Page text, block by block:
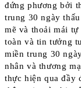
đứng phương bởi
trung 30 ngày
mẽ và thoải mái
toàn và tin tưởng
miền trung 30
nhân và thương
thực hiện qua đầy